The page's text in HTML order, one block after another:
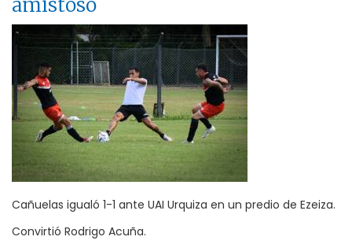
Cañuelas igualó 1-1 ante UAI Urquiza en un predio de Ezeiza.
Convirtió Rodrigo Acuña.